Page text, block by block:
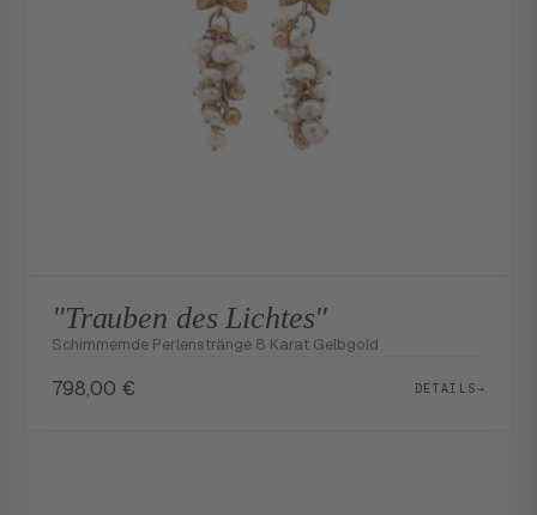
"Trauben des Lichtes"
Schimmernde Perlenstränge 8 Karat Gelbgold
798,00 € DETAILS→